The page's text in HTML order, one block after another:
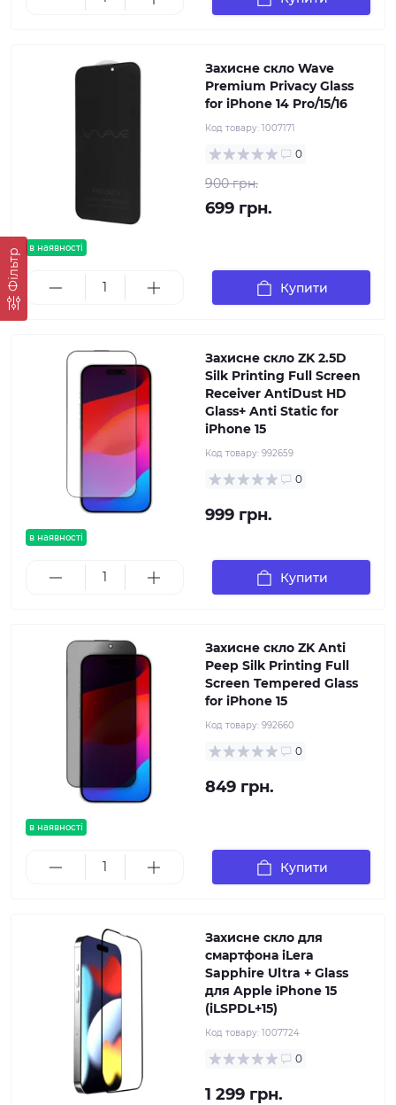
Фільтр в наявності
Захисне скло Wave
Premium Privacy Glass
for iPhone 14 Pro/15/16
Код товару: 1007171
0
900 грн.
699 грн.
Купити
в наявності
Захисне скло ZK 2.5D
Silk Printing Full Screen
Receiver AntiDust HD
Glass+ Anti Static for
iPhone 15
Код товару: 992659
0
999 грн.
Купити
в наявності
Захисне скло ZK Anti
Peep Silk Printing Full
Screen Tempered Glass
for iPhone 15
Код товару: 992660
0
849 грн.
Купити
Захисне скло для
смартфона iLera
Sapphire Ultra + Glass
для Apple iPhone 15
(iLSPDL+15)
Код товару: 1007724
0
1 299 грн.